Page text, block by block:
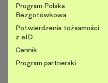
Program Polska
Bezgotówkowa
Potwierdzenia tożsamości
z eID
Cennik
Program partnerski